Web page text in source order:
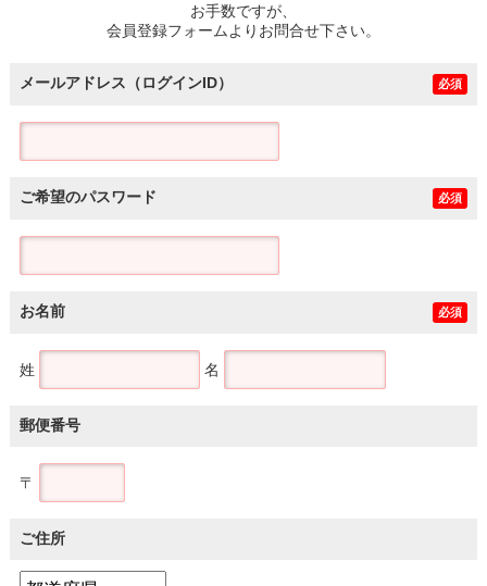
お手数ですが、
会員登録フォームよりお問合せ下さい。
メールアドレス（ログインID） 必須
ご希望のパスワード 必須
お名前 必須
姓 名
郵便番号
〒
ご住所